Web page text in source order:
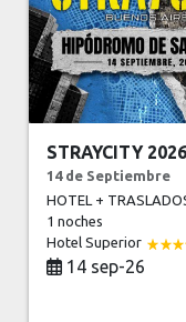
STRAYCITY 2026
14 de Septiembre
HOTEL +
1 noches
Hotel Superior
14 sep-26